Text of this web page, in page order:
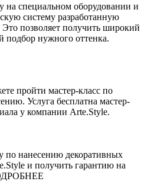
специальном оборудовании и
систему разработанную
позволяет получить широкий
подбор нужного оттенка.
пройти мастер-класс по
Услуга бесплатна мастер-
у компании Arte.Style.
по нанесению декоративных
и получить гарантию на